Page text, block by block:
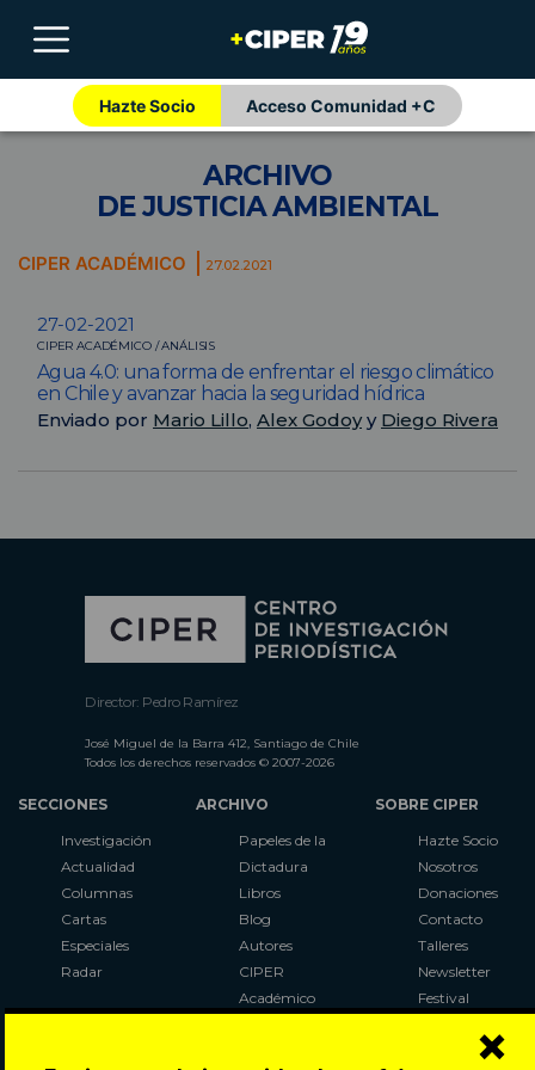
×
Hazte Socio Acceso Comunidad +C
ARCHIVO
DE JUSTICIA AMBIENTAL
CIPER ACADÉMICO 27.02.2021
27-02-2021
CIPER ACADÉMICO / ANÁLISIS
Agua 4.0: una forma de enfrentar el riesgo climático
en Chile y avanzar hacia la seguridad hídrica
Enviado por Mario Lillo, Alex Godoyy Diego Rivera
Director: Pedro Ramírez
José Miguel de la Barra 412, Santiago de Chile
Todos los derechos reservados © 2007-2026
SECCIONES
Investigación
Actualidad
Columnas
Cartas
Especiales
Radar
ARCHIVO
Papeles de la
Dictadura
Libros
Blog
Autores
CIPER
Académico
SOBRE CIPER
Hazte Socio
Nosotros
Donaciones
Contacto
Talleres
Newsletter
Festival